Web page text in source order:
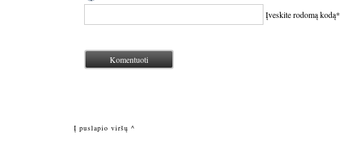
Įveskite rodomą kodą*
Į puslapio viršų ^